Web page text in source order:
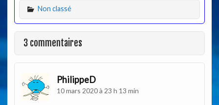
Non classé
3 commentaires
PhilippeD
10 mars 2020 à 23 h 13 min